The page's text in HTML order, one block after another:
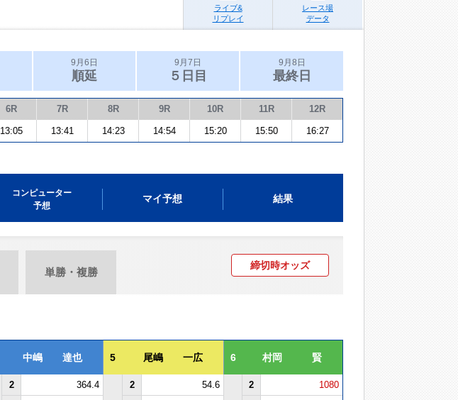
ライブ&
リプレイ
レース場
データ
9月6日
順延
9月7日
５日目
9月8日
最終日
6R 7R 8R 9R 10R 11R 12R
13:05 13:41 14:23 14:54 15:20 15:50 16:27
コンピューター
予想
マイ予想 結果
単勝・複勝
締切時オッズ
中嶋 達也 5 尾嶋 一広 6 村岡 賢
2 364.4 2 54.6 2
1080